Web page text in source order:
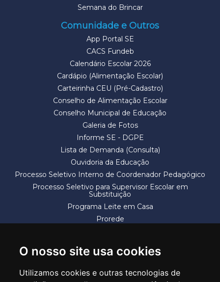
O nosso site usa cookies
Utilizamos cookies e outras tecnologias de
Semana do Brincar
Comunidade e Outros
App Portal SE
CACS Fundeb
Calendário Escolar 2026
Cardápio (Alimentação Escolar)
Carteirinha CEU (Pré-Cadastro)
Conselho de Alimentação Escolar
Conselho Municipal de Educação
Galeria de Fotos
Informe SE - DGPE
Lista de Demanda (Consulta)
Ouvidoria da Educação
Processo Seletivo Interno de Coordenador Pedagógico
Processo Seletivo para Supervisor Escolar em
Substituição
Programa Leite em Casa
Prorede